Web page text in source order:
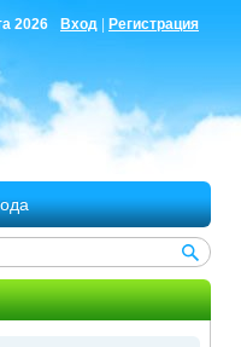
Вход Регистрация
2026